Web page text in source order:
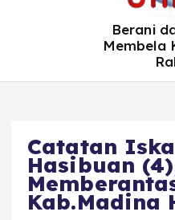
Berani
Membela
Catatan
Hasibuan
Kab.Madina